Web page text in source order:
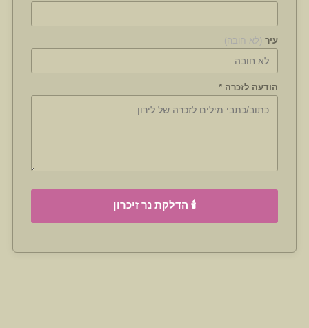
עיר (לא חובה)
הודעה לזכרה *
🕯️ הדלקת נר זיכרון